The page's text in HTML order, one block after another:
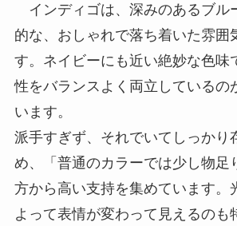
インディゴは、深みのあるブル
的な、おしゃれで落ち着いた雰囲
す。ネイビーにも近い絶妙な色味
性をバランスよく両立しているの
います。
派手すぎず、それでいてしっかり
め、「普通のカラーでは少し物足
方から高い支持を集めています。
よって表情が変わって見えるのも